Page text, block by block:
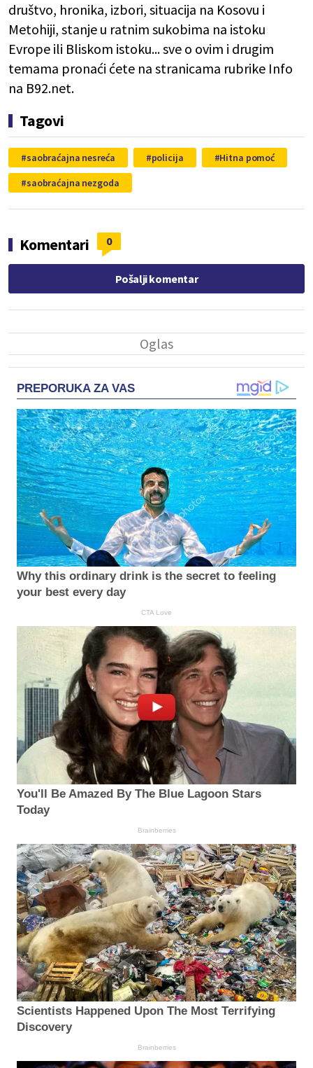
društvo, hronika, izbori, situacija na Kosovu i
Metohiji, stanje u ratnim sukobima na istoku
Evrope ili Bliskom istoku... sve o ovim i drugim
temama pronaći ćete na stranicama rubrike Info
na B92.net.
Tagovi
saobraćajna nesreća policija
Hitna pomoć
saobraćajna nezgoda
Komentari 0
Pošalji komentar
PREPORUKA ZA VAS
Why this ordinary drink is the secret to feeling
your best every day
CTA Love
You'll Be Amazed By The Blue Lagoon Stars
Today
Brainberries
Scientists Happened Upon The Most Terrifying
Discovery
Brainberries